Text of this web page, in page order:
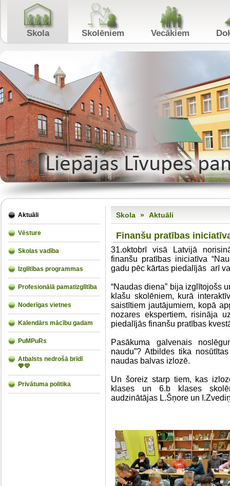
Skola Skolēniem Vecākiem
Aktuāli
Vēsture
Skolas vadība
Izglītības programmas
Profesionālā pamatizglītība
Noderīgas vietnes
Kalendārs mācību gadam
PuMPuRs
Atbalsts nedrošā brīdī
💙💛
Privātuma politika
Skola » Aktuāli
Finanšu pratības
31.oktobrī visā Latvijā
finanšu pratības iniciatīva
gadu pēc kārtas piedalījās arī
“Naudas diena” bija izglītojošs
klašu skolēniem, kurā
saistītiem jautājumiem, kopā
nozares ekspertiem, risināja
piedalījās finanšu pratības
Pasākuma galvenais
naudu”? Atbildes tika
naudas balvas izlozē.
Un šoreiz starp tiem, kas
klases un 6.b klases
audzinātājas L.Šņore un